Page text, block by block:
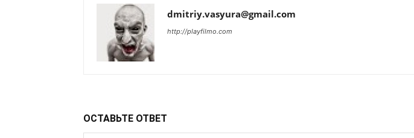
dmitriy.vasyura@gmail.com
http://playfilmo.com
ОСТАВЬТЕ ОТВЕТ